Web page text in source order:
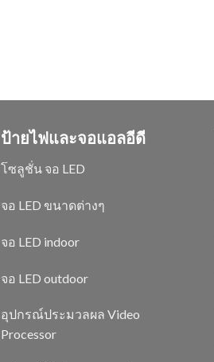
ป้ายไฟและจอแอลอีดี
โซลูชั่น จอ LED
จอ LED ขนาดต่างๆ
จอ LED indoor
จอ LED outdoor
อุปกรณ์ประมวลผล Video
Processor